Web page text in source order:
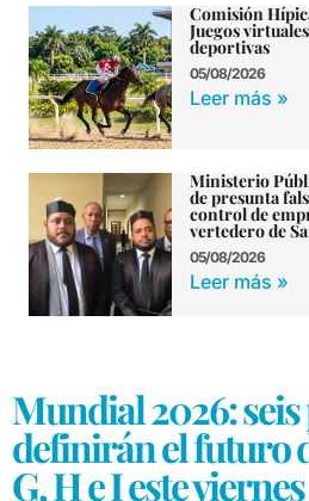
Comisión
Juegos
deportivas
05/08/2026
Leer más »
Ministerio
de presunta
control de
vertedero de
05/08/2026
Leer más »
Mundial 2026:
definirán el futuro
G, H e I este viernes